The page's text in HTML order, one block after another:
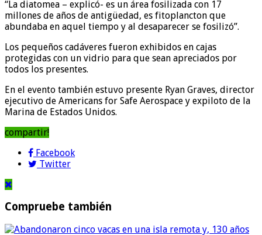
“La diatomea – explicó- es un área fosilizada con 17
millones de años de antigüedad, es fitoplancton que
abundaba en aquel tiempo y al desaparecer se fosilizó”.
Los pequeños cadáveres fueron exhibidos en cajas
protegidas con un vidrio para que sean apreciados por
todos los presentes.
En el evento también estuvo presente Ryan Graves, director
ejecutivo de Americans for Safe Aerospace y expiloto de la
Marina de Estados Unidos.
compartir!
Facebook
Twitter
Compruebe también